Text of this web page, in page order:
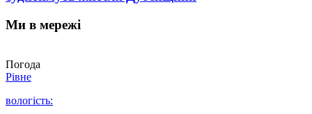
Ми в мережі
Погода
Рівне
вологість: